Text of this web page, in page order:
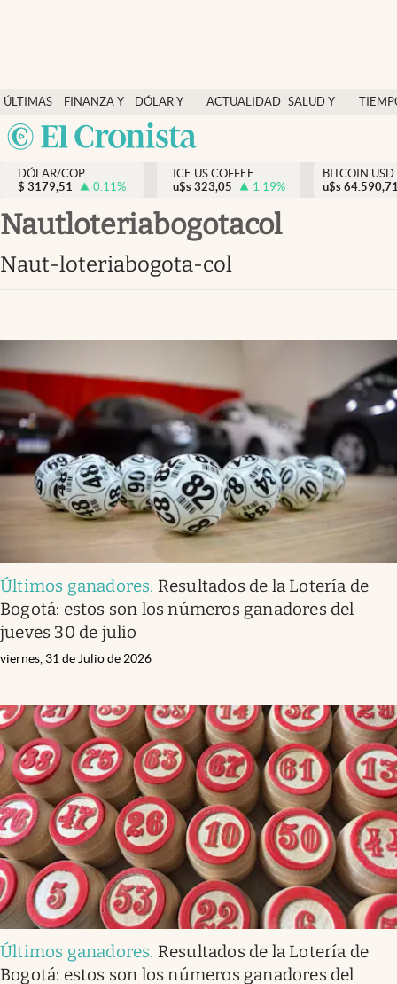
ÚLTIMAS
NOTICIAS
FINANZA Y
ECONOMÍA
DÓLAR Y
MERCADOS
ACTUALIDAD SALUD Y
México
Salud y nutrición
Vida espiritual
Actualidad
Dólar y mercados
Curiosidades
DÓLAR/COP
$ 3179,51 0.11%
ICE US COFFEE
u$s 323,05 1.19%
BITCOIN USD
u$s
nautloteriabogotacol
naut-loteriabogota-col
Últimos ganadores. Resultados de la Lotería de
Bogotá: estos son los números ganadores del
jueves 30 de julio
viernes, 31 de Julio de 2026
Últimos ganadores. Resultados de la Lotería de
Bogotá: estos son los números ganadores del